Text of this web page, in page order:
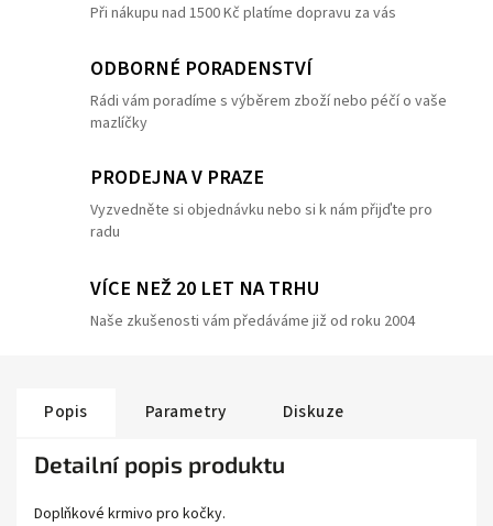
Při nákupu nad 1500 Kč platíme dopravu za vás
ODBORNÉ PORADENSTVÍ
Rádi vám poradíme s výběrem zboží nebo péčí o vaše
mazlíčky
PRODEJNA V PRAZE
Vyzvedněte si objednávku nebo si k nám přijďte pro
radu
VÍCE NEŽ 20 LET NA TRHU
Naše zkušenosti vám předáváme již od roku 2004
Popis Parametry Diskuze
Detailní popis produktu
Doplňkové krmivo pro kočky.